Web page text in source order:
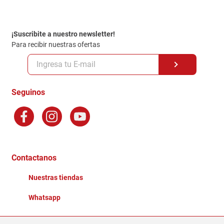
Politica de Privacidad
Políticas y condiciones GiftCard
Formas de Pago
Terminos y Condiciones
Factura Electronica
Ganadores - Promociones
¡Suscribite a nuestro newsletter!
Para recibir nuestras ofertas
Seguinos
Contactanos
Nuestras tiendas
Whatsapp